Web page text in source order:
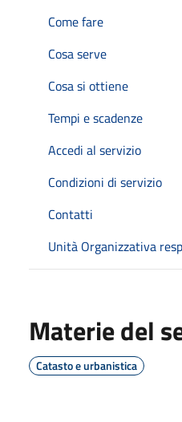
Come fare
Cosa serve
Cosa si ottiene
Tempi e scadenze
Accedi al servizio
Condizioni di servizio
Contatti
Unità Organizzativa
Materie del
Catasto e urbanistica